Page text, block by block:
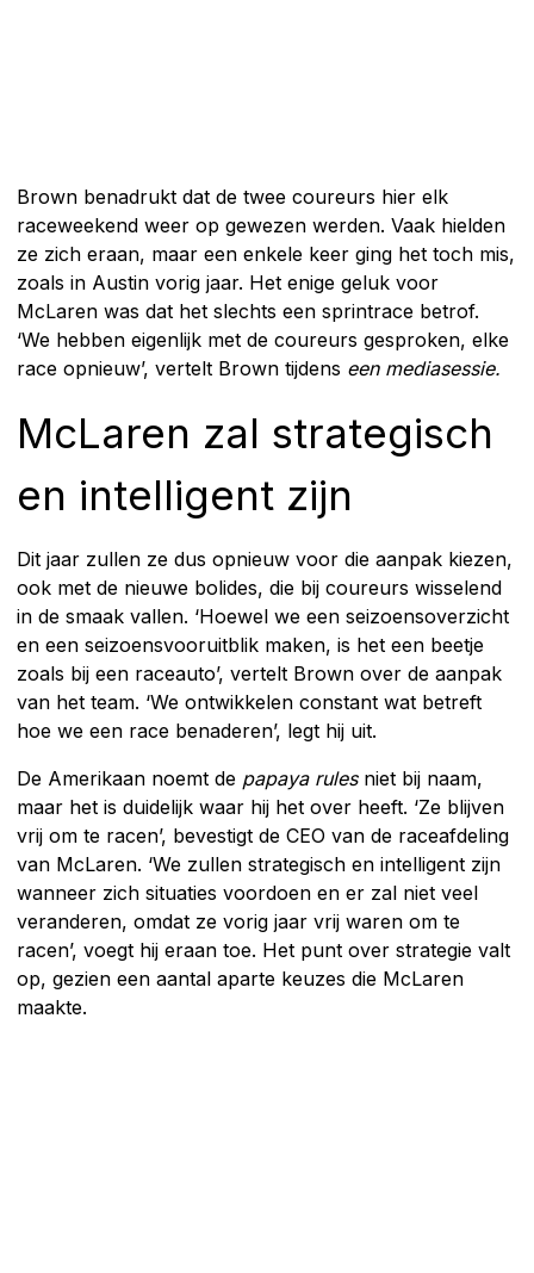
Brown benadrukt dat de twee coureurs hier elk
raceweekend weer op gewezen werden. Vaak hielden
ze zich eraan, maar een enkele keer ging het toch mis,
zoals in Austin vorig jaar. Het enige geluk voor
McLaren was dat het slechts een sprintrace betrof.
‘We hebben eigenlijk met de coureurs gesproken, elke
race opnieuw’, vertelt Brown tijdens een mediasessie.
McLaren zal strategisch
en intelligent zijn
Dit jaar zullen ze dus opnieuw voor die aanpak kiezen,
ook met de nieuwe bolides, die bij coureurs wisselend
in de smaak vallen. ‘Hoewel we een seizoensoverzicht
en een seizoensvooruitblik maken, is het een beetje
zoals bij een raceauto’, vertelt Brown over de aanpak
van het team. ‘We ontwikkelen constant wat betreft
hoe we een race benaderen’, legt hij uit.
De Amerikaan noemt de papaya rulesniet bij naam,
maar het is duidelijk waar hij het over heeft. ‘Ze blijven
vrij om te racen’, bevestigt de CEO van de raceafdeling
van McLaren. ‘We zullen strategisch en intelligent zijn
wanneer zich situaties voordoen en er zal niet veel
veranderen, omdat ze vorig jaar vrij waren om te
racen’, voegt hij eraan toe. Het punt over strategie valt
op, gezien een aantal aparte keuzes die McLaren
maakte.